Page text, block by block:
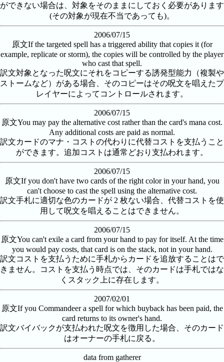
ができない場合は、対象をそのままにしておく必要があります
(その対象が現在不当であっても)。
2006/07/15
原文If the targeted spell has a triggered ability that copies it (for
example, replicate or storm), the copies will be controlled by the player
who cast that spell.
訳文対象となった呪文にそれをコピーする誘発型能力（複製や
ストームなど）がある場合、そのコピーはその呪文を唱えたプ
レイヤーによってコントロールされます。
2006/07/15
原文You may pay the alternative cost rather than the card's mana cost.
Any additional costs are paid as normal.
訳文カードのマナ・コストの代わりに代替コストを支払うこと
ができます。追加コストは通常​​どおり支払われます。
2006/07/15
原文If you don't have two cards of the right color in your hand, you
can't choose to cast the spell using the alternative cost.
訳文手札に適切な色のカードが 2 枚ない場合、代替コストを使
用して呪文を唱えることはできません。
2006/07/15
原文You can't exile a card from your hand to pay for itself. At the time
you would pay costs, that card is on the stack, not in your hand.
訳文コストを支払うために手札からカードを追放することはで
きません。コストを支払う時点では、そのカードは手札ではな
くスタック上に存在します。
2007/02/01
原文If you Commandeer a spell for which buyback has been paid, the
card returns to its owner's hand.
訳文バイバックが支払われた呪文を徴用した場合、そのカード
はオーナーの手札に戻る。
data from gatherer